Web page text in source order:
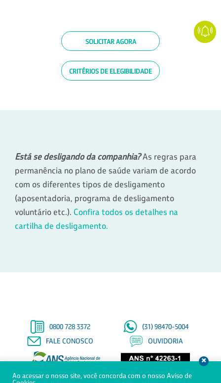
SOLICITAR AGORA
CRITÉRIOS DE ELEGIBILIDADE
Está se desligando da companhia?As regras para
permanência no plano de saúde variam de acordo
com os diferentes tipos de desligamento
(aposentadoria, programa de desligamento
voluntário etc.). Confira todos os detalhes na
cartilha de desligamento.
0800 728 3372
(31) 98470-5004
FALE CONOSCO
OUVIDORIA
© Copyright 2021 - Todos os direitos reservados à Saúde Petrobras
Ao acessar o nosso site, você concorda com o nosso Aviso de